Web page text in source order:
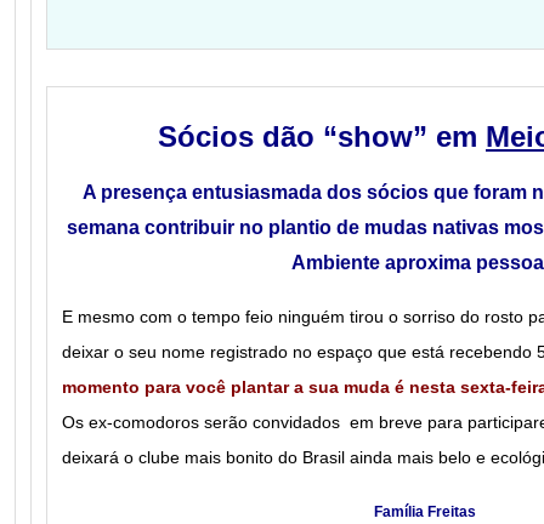
Sócios dão “show” em M
A presença entusiasmada dos sócios que foram
semana contribuir no plantio de mudas nativas
Ambiente aproxima
E mesmo com o tempo feio ninguém tirou o sorriso do rosto
deixar o seu nome registrado no espaço que está recebendo
momento para você plantar a sua muda é nesta sexta-
Os ex-comodoros serão convidados em breve para
deixará o clube mais bonito do Brasil ainda mais belo e
Família Freitas